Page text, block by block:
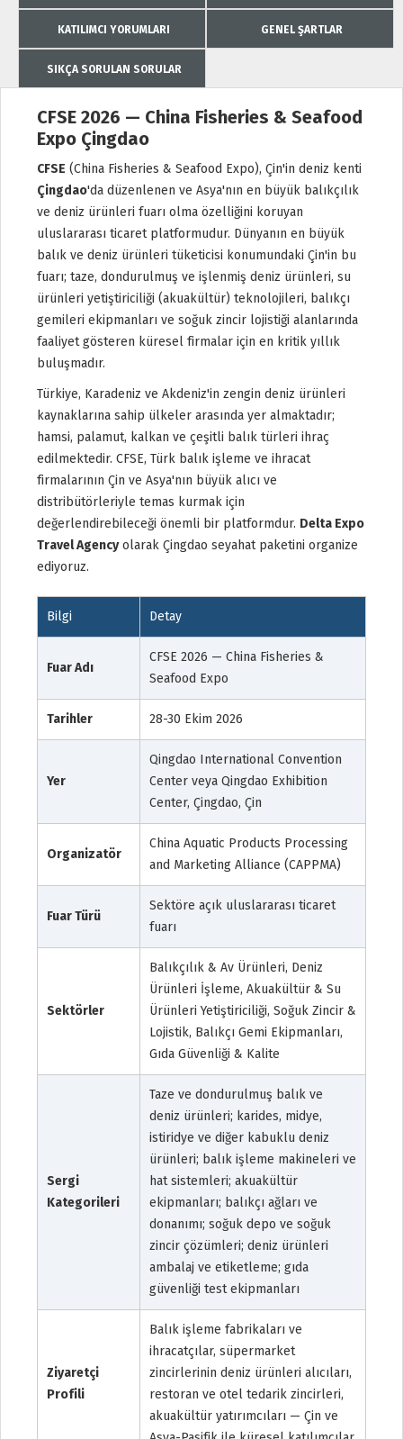
KATILIMCI YORUMLARI GENEL ŞARTLAR
SIKÇA SORULAN SORULAR
CFSE 2026 — China Fisheries & Seafood
Expo Çingdao
CFSE (China Fisheries & Seafood Expo), Çin'in deniz kenti
Çingdao'da düzenlenen ve Asya'nın en büyük balıkçılık
ve deniz ürünleri fuarı olma özelliğini koruyan
uluslararası ticaret platformudur. Dünyanın en büyük
balık ve deniz ürünleri tüketicisi konumundaki Çin'in bu
fuarı; taze, dondurulmuş ve işlenmiş deniz ürünleri, su
ürünleri yetiştiriciliği (akuakültür) teknolojileri, balıkçı
gemileri ekipmanları ve soğuk zincir lojistiği alanlarında
faaliyet gösteren küresel firmalar için en kritik yıllık
buluşmadır.
Türkiye, Karadeniz ve Akdeniz'in zengin deniz ürünleri
kaynaklarına sahip ülkeler arasında yer almaktadır;
hamsi, palamut, kalkan ve çeşitli balık türleri ihraç
edilmektedir. CFSE, Türk balık işleme ve ihracat
firmalarının Çin ve Asya'nın büyük alıcı ve
distribütörleriyle temas kurmak için
değerlendirebileceği önemli bir platformdur. Delta Expo
Travel Agencyolarak Çingdao seyahat paketini organize
ediyoruz.
Bilgi Detay
Fuar Adı
CFSE 2026 — China Fisheries &
Seafood Expo
Tarihler 28-30 Ekim 2026
Yer
Qingdao International Convention
Center veya Qingdao Exhibition
Center, Çingdao, Çin
Organizatör
China Aquatic Products Processing
and Marketing Alliance (CAPPMA)
Fuar Türü
Sektöre açık uluslararası ticaret
fuarı
Sektörler
Balıkçılık & Av Ürünleri, Deniz
Ürünleri İşleme, Akuakültür & Su
Ürünleri Yetiştiriciliği, Soğuk Zincir &
Lojistik, Balıkçı Gemi Ekipmanları,
Gıda Güvenliği & Kalite
Sergi
Kategorileri
Taze ve dondurulmuş balık ve
deniz ürünleri; karides, midye,
istiridye ve diğer kabuklu deniz
ürünleri; balık işleme makineleri ve
hat sistemleri; akuakültür
ekipmanları; balıkçı ağları ve
donanımı; soğuk depo ve soğuk
zincir çözümleri; deniz ürünleri
ambalaj ve etiketleme; gıda
güvenliği test ekipmanları
Ziyaretçi
Profili
Balık işleme fabrikaları ve
ihracatçılar, süpermarket
zincirlerinin deniz ürünleri alıcıları,
restoran ve otel tedarik zincirleri,
akuakültür yatırımcıları — Çin ve